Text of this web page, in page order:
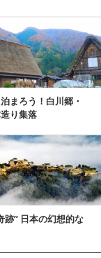
まろう！白川郷・
り集落
跡” 日本の幻想的な